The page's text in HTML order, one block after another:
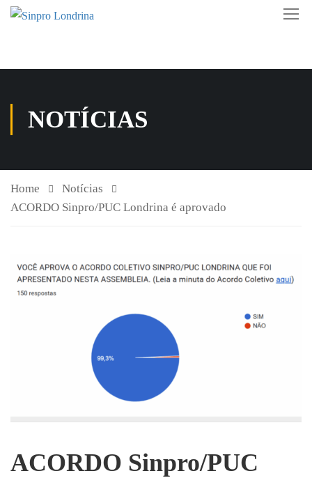
NOTÍCIAS
Home
Notícias
ACORDO Sinpro/PUC Londrina é aprovado
ACORDO Sinpro/PUC